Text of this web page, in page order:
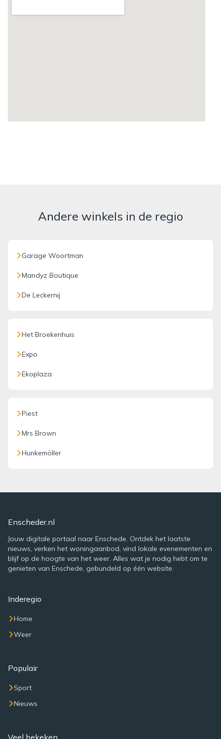
Andere winkels in de regio
Garage Woortman
Mandyz Boutique
De Leckernij
Het Broekenhuis
Expo
Ekoplaza
Piest
Mrs Brown
Hunkemöller
Enscheder.nl
Jouw digitale portaal naar Enschede. Ontdek het laatste
nieuws, verken het woningaanbod, vind lokale evenementen en
blijf op de hoogte van het weer. Alles wat je nodig hebt om te
genieten van Enschede, gebundeld op één website.
Inderegio
Home
Weer
Populair
Sport
Nieuws
Veel bekeken